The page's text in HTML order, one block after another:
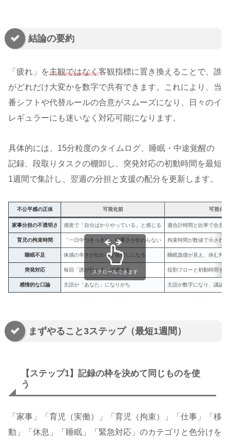
結論の要約
「疲れ」を主観ではなく客観指標に置き換えることで、誰
がどれだけ大変かを数字で共有できます。これにより、当
番シフトや代替ルールの合意がスムーズになり、日々のイ
レギュラーにも迷いなく対応可能になります。
具体的には、15分粒度のタイムログ、睡眠・中途覚醒の
記録、段取りタスクの棚卸し、突発対応の初動時間を最短
1週間で集計し、翌週の分担と支援の配分を更新します。
不公平感の正体 可視化前 可視化後
家事分担の不透明さ 感覚で「自分ばかりやっている」と感じる 週合計時間と比率で合意
育児の拘束時間 「一日中つきっきり」の重さが伝わらない 拘束時間が数値で示され
睡眠不足 体感の辛さが伝わらず後回しになる 睡眠負債が見え、休む判
突発対応 毎回「誰が行く？」で揉める 役割フローと初動時間を
感情的な口論 主語が「あなた」になりがち 主語が数字になり、議論
スクロールできます
まずやること3ステップ（最短1週間）
【ステップ1】記録の枠を決めて同じものを使
う
「家事」「育児（実働）」「育児（拘束）」「仕事」「移
動」「休息」「睡眠」「緊急対応」のカテゴリと色分けを